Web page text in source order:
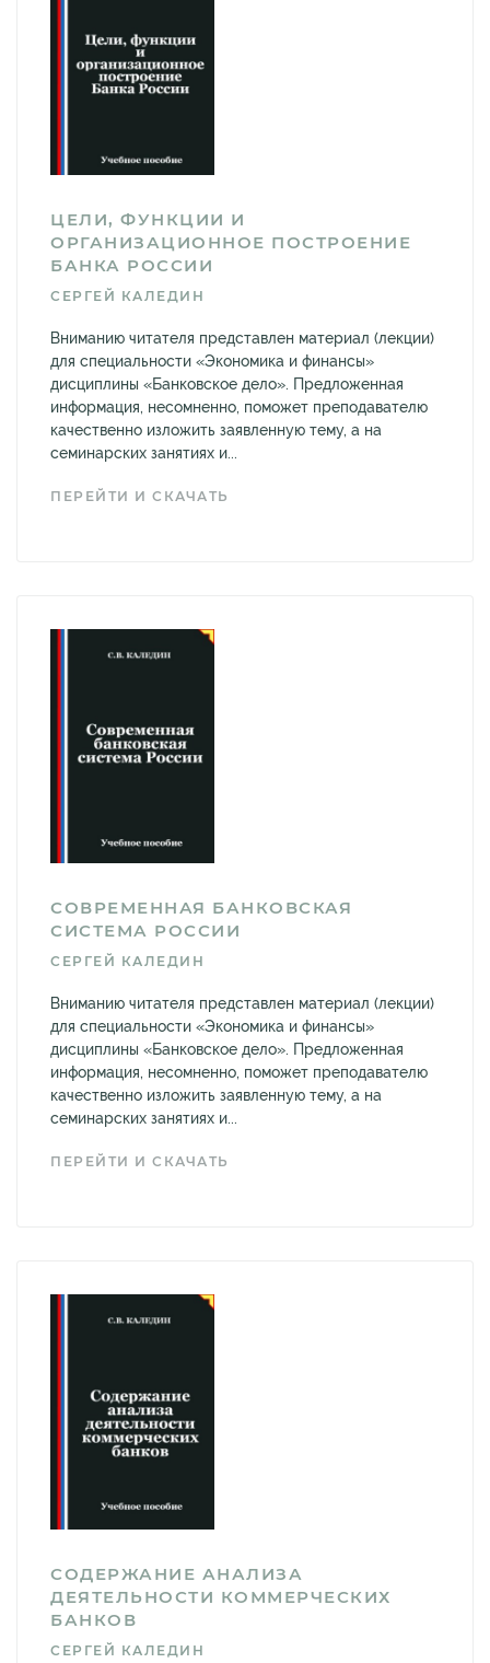
ЦЕЛИ, ФУНКЦИИ И
ОРГАНИЗАЦИОННОЕ ПОСТРОЕНИЕ
БАНКА РОССИИ
СЕРГЕЙ КАЛЕДИН
Вниманию читателя представлен материал (лекции)
для специальности «Экономика и финансы»
дисциплины «Банковское дело». Предложенная
информация, несомненно, поможет преподавателю
качественно изложить заявленную тему, а на
семинарских занятиях и...
ПЕРЕЙТИ И СКАЧАТЬ
СОВРЕМЕННАЯ БАНКОВСКАЯ
СИСТЕМА РОССИИ
СЕРГЕЙ КАЛЕДИН
Вниманию читателя представлен материал (лекции)
для специальности «Экономика и финансы»
дисциплины «Банковское дело». Предложенная
информация, несомненно, поможет преподавателю
качественно изложить заявленную тему, а на
семинарских занятиях и...
ПЕРЕЙТИ И СКАЧАТЬ
СОДЕРЖАНИЕ АНАЛИЗА
ДЕЯТЕЛЬНОСТИ КОММЕРЧЕСКИХ
БАНКОВ
СЕРГЕЙ КАЛЕДИН